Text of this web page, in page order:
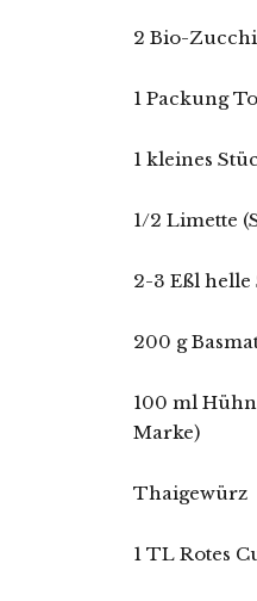
2 Bio-
1 Packung
1 kleines
1/2 Limette
2-3 Eßl helle
200 g
100 ml
Marke)
Thaigewürz
1 TL Rotes